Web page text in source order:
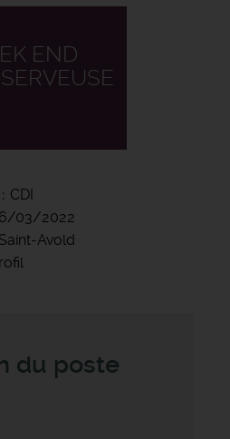
END
CDI
03/2022
Saint-Avold
du poste